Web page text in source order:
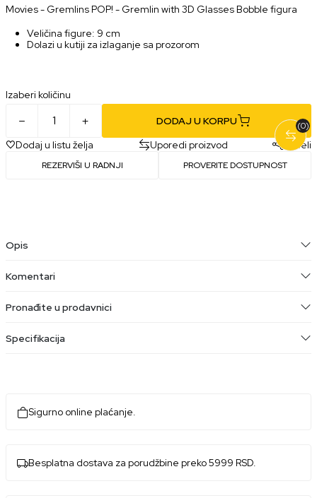
Movies - Gremlins POP! - Gremlin with 3D Glasses Bobble figura
Veličina figure: 9 cm
Dolazi u kutiji za izlaganje sa prozorom
Izaberi količinu
DODAJ U KORPU
Dodaj u listu želja
Uporedi proizvod Podeli
REZERVIŠI U RADNJI PROVERITE DOSTUPNOST
(0)
Opis
Komentari
Pronađite u prodavnici
Specifikacija
Sigurno online plaćanje.
Besplatna dostava za porudžbine preko 5999 RSD.